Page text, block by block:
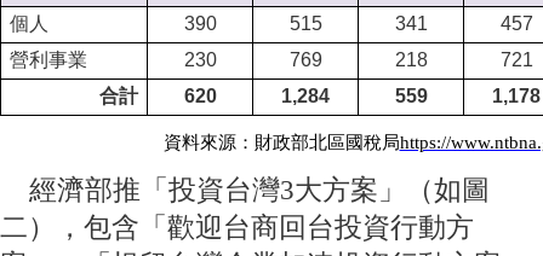
個人
390 515 341
457
營利事業
230 769 218
721
合計
620 1,284 559 1,178
資料來源：財政部北區國稅局https://
經濟部推「投資台灣3大方案」（如圖
二），包含「歡迎台商回台投資行動方